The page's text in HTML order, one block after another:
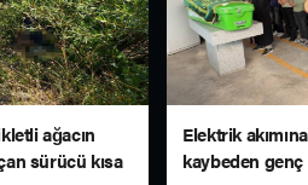
ağacın
sürücü kısa
Elektrik
kaybeden